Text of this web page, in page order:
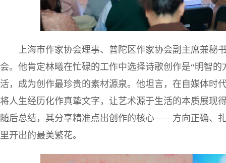
上海市作家协会理事、普陀区作家协会副主席兼秘
会。他肯定林曦在忙碌的工作中选择诗歌创作是“明智
活，成为创作最珍贵的素材源泉。他坦言，在自媒体时
将人生经历化作真挚文字，让艺术源于生活的本质展现
随后总结，其分享精准点出创作的核心——方向正确、
里开出的最美繁花。